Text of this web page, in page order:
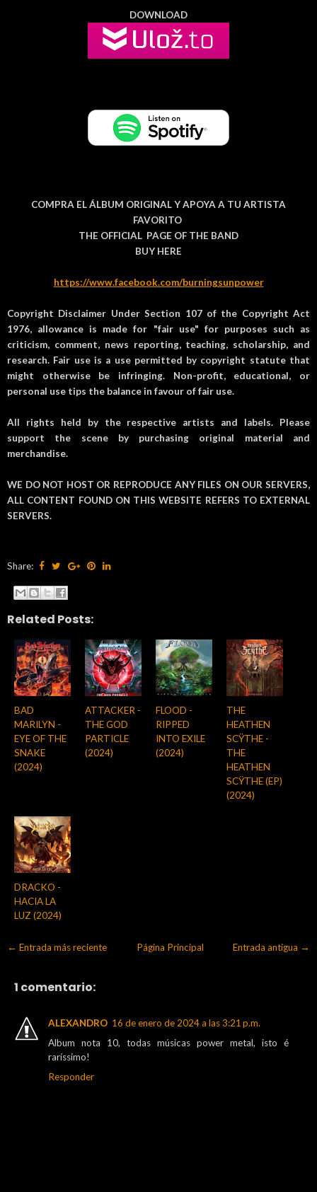
DOWNLOAD
COMPRA EL ÁLBUM ORIGINAL Y APOYA A TU ARTISTA
FAVORITO
THE OFFICIAL PAGE OF THE BAND
BUY HERE
https://www.facebook.com/burningsunpower
Copyright Disclaimer Under Section 107 of the Copyright Act
1976, allowance is made for "fair use" for purposes such as
criticism, comment, news reporting, teaching, scholarship, and
research. Fair use is a use permitted by copyright statute that
might otherwise be infringing. Non-profit, educational, or
personal use tips the balance in favour of fair use.
All rights held by the respective artists and labels. Please
support the scene by purchasing original material and
merchandise.
WE DO NOT HOST OR REPRODUCE ANY FILES ON OUR SERVERS,
ALL CONTENT FOUND ON THIS WEBSITE REFERS TO EXTERNAL
SERVERS.
Share:
Related Posts:
BAD
MARILYN -
EYE OF THE
SNAKE
(2024)
ATTACKER -
THE GOD
PARTICLE
(2024)
FLOOD -
RIPPED
INTO EXILE
(2024)
THE
HEATHEN
SCŸTHE -
THE
HEATHEN
SCŸTHE (EP)
(2024)
DRACKO -
HACIA LA
LUZ (2024)
← Entrada más reciente Entrada antigua →
Página Principal
1 comentario:
ALEXANDRO 16 de enero de 2024 a las 3:21 p.m.
Album nota 10, todas músicas power metal, isto é
raríssimo!
Responder